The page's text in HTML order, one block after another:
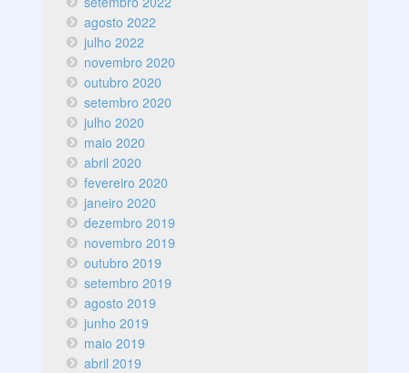
agosto 2022
julho 2022
novembro 2020
outubro 2020
setembro 2020
julho 2020
maio 2020
abril 2020
fevereiro 2020
janeiro 2020
dezembro 2019
novembro 2019
outubro 2019
setembro 2019
agosto 2019
junho 2019
maio 2019
abril 2019